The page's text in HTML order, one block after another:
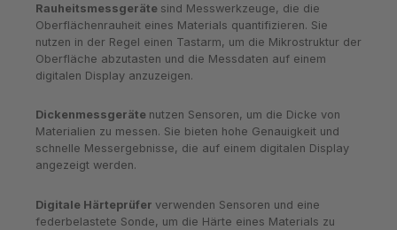
Rauheitsmessgeräte sind Messwerkzeuge, die die
Oberflächenrauheit eines Materials quantifizieren. Sie
nutzen in der Regel einen Tastarm, um die Mikrostruktur der
Oberfläche abzutasten und die Messdaten auf einem
digitalen Display anzuzeigen.
Dickenmessgeräte nutzen Sensoren, um die Dicke von
Materialien zu messen. Sie bieten hohe Genauigkeit und
schnelle Messergebnisse, die auf einem digitalen Display
angezeigt werden.
Digitale Härteprüfer verwenden Sensoren und eine
federbelastete Sonde, um die Härte eines Materials zu